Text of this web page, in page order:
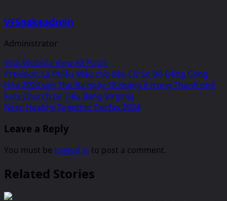
VFSnakeadmin
Administrator
Visit WebsiteView All Posts
Post
navigation
Previous: Lá Phiếu Mẫu cho Bầu Cử Sơ Bộ Đảng Cộng
Hòa 2024 vào Thứ Ba ngày 18 tháng 6 trong Thành phố
Falls Church tại Tiểu Bang Virginia
Next: Healthy Together Fairfax 2024
Leave a Reply
You must be logged in to post a comment.
Related Stories